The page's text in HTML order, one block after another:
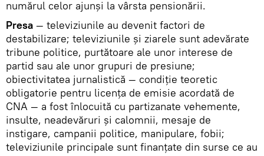
numărul celor ajunşi la vârsta pensionării.
Presa — televiziunile au devenit factori de
destabilizare; televiziunile şi ziarele sunt adevărate
tribune politice, purtătoare ale unor interese de
partid sau ale unor grupuri de presiune;
obiectivitatea jurnalistică — condiţie teoretic
obligatorie pentru licenţa de emisie acordată de
CNA — a fost înlocuită cu partizanate vehemente,
insulte, neadevăruri şi calomnii, mesaje de
instigare, campanii politice, manipulare, fobii;
televiziunile principale sunt finanţate din surse ce au